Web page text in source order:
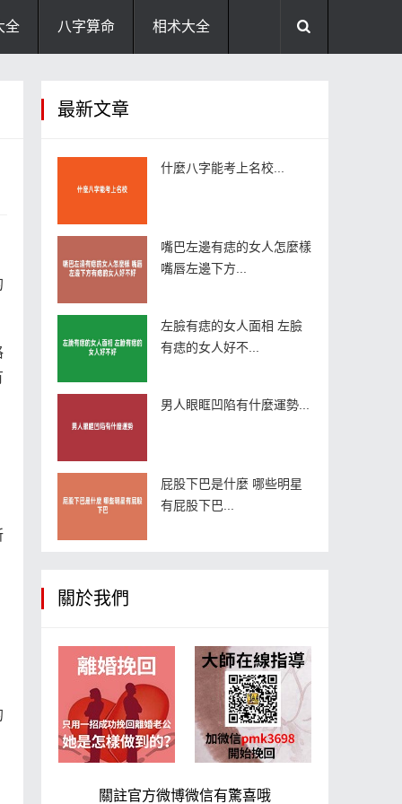
全 八字算命 相术大全
最新文章
什麼八字能考上名校...
嘴巴左邊有痣的女人怎麼樣
嘴唇左邊下方...
左臉有痣的女人面相 左臉
有痣的女人好不...
男人眼眶凹陷有什麼運勢...
屁股下巴是什麼 哪些明星
有屁股下巴...
關於我們
關註官方微博微信有驚喜哦